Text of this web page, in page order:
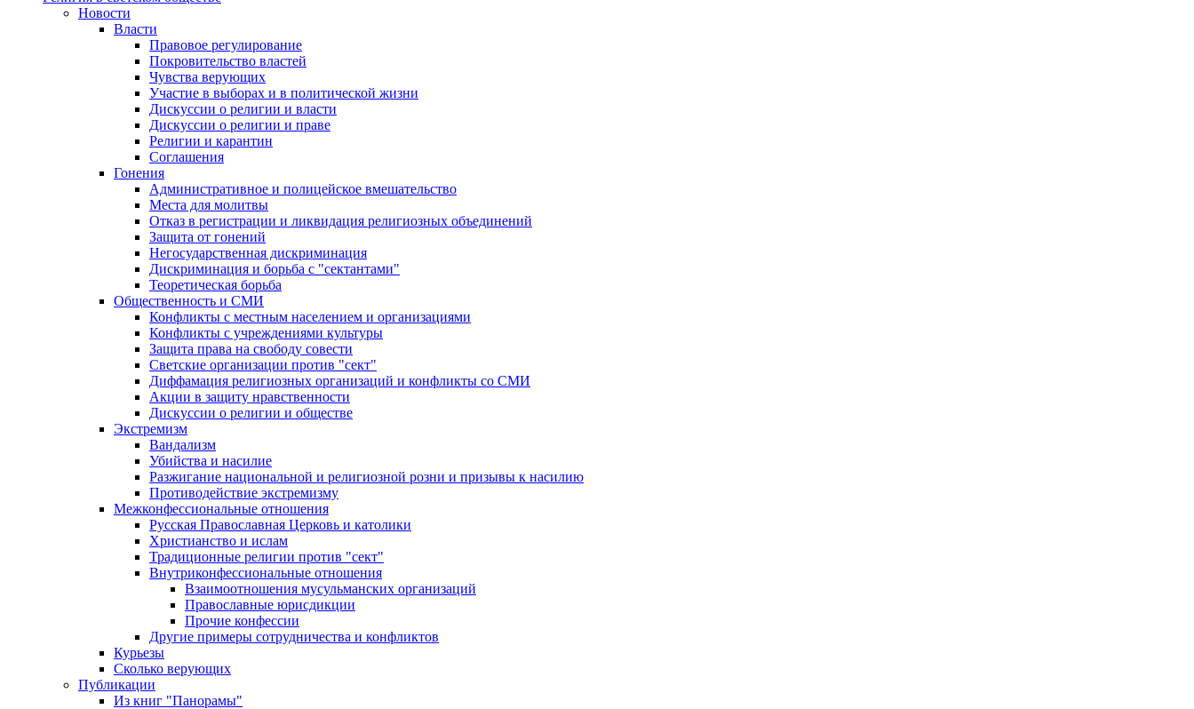
Новости
Власти
Правовое регулирование
Покровительство властей
Чувства верующих
Участие в выборах и в политической жизни
Дискуссии о религии и власти
Дискуссии о религии и праве
Религии и карантин
Соглашения
Гонения
Административное и полицейское вмешательство
Места для молитвы
Отказ в регистрации и ликвидация религиозных объединений
Защита от гонений
Негосударственная дискриминация
Дискриминация и борьба с "сектантами"
Теоретическая борьба
Общественность и СМИ
Конфликты с местным населением и организациями
Конфликты с учреждениями культуры
Защита права на свободу совести
Светские организации против "сект"
Диффамация религиозных организаций и конфликты со СМИ
Акции в защиту нравственности
Дискуссии о религии и обществе
Экстремизм
Вандализм
Убийства и насилие
Разжигание национальной и религиозной розни и призывы к насилию
Противодействие экстремизму
Межконфессиональные отношения
Русская Православная Церковь и католики
Христианство и ислам
Традиционные религии против "сект"
Внутриконфессиональные отношения
Взаимоотношения мусульманских организаций
Православные юрисдикции
Прочие конфессии
Другие примеры сотрудничества и конфликтов
Курьезы
Сколько верующих
Публикации
Из книг "Панорамы"